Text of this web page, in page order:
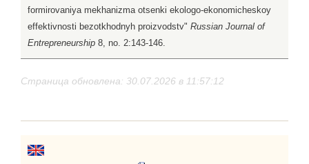
formirovaniya mekhanizma otsenki ekologo-ekonomicheskoy
effektivnosti bezotkhodnyh proizvodstv" Russian Journal of
Entrepreneurship 8, no. 2:143-146.
Страница обновлена: 30.07.2026 в 11:57:12